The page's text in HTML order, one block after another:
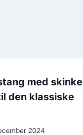
med skinke
den klassiske
2024